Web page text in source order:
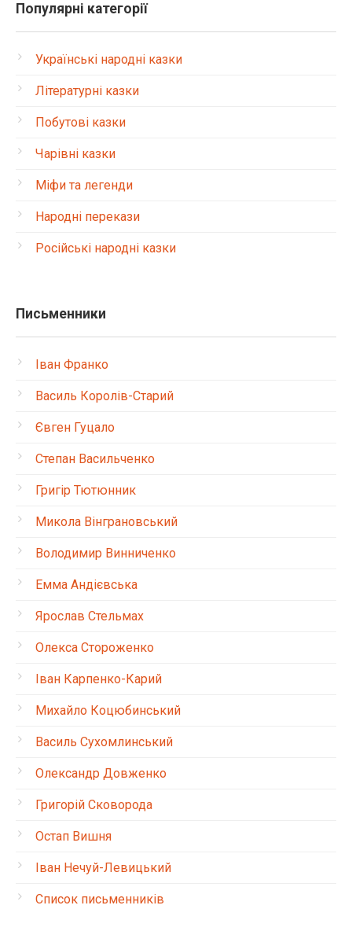
Популярні категорії
Українські народні казки
Літературні казки
Побутові казки
Чарівні казки
Міфи та легенди
Народні перекази
Російські народні казки
Письменники
Іван Франко
Василь Королів-Старий
Євген Гуцало
Степан Васильченко
Григір Тютюнник
Микола Вінграновський
Володимир Винниченко
Емма Андієвська
Ярослав Стельмах
Олекса Стороженко
Іван Карпенко-Карий
Михайло Коцюбинський
Василь Сухомлинський
Олександр Довженко
Григорій Сковорода
Остап Вишня
Іван Нечуй-Левицький
Список письменників